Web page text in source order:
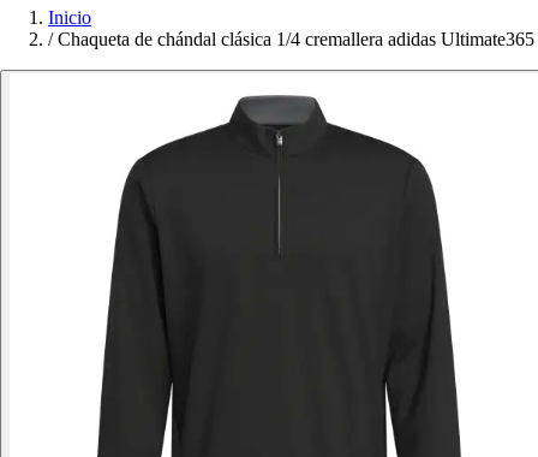
Inicio
/ Chaqueta de chándal clásica 1/4 cremallera adidas Ultimate365